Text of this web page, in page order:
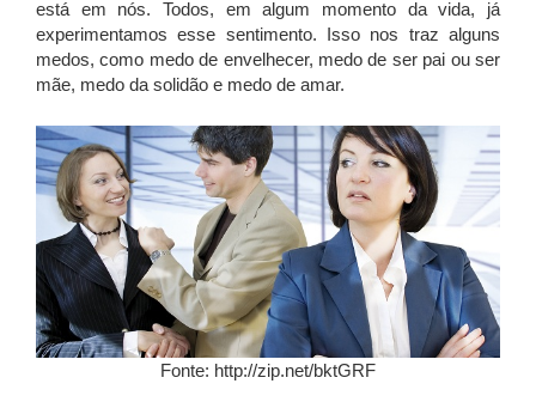
está em nós. Todos, em algum momento da vida, já
experimentamos esse sentimento. Isso nos traz alguns
medos, como medo de envelhecer, medo de ser pai ou ser
mãe, medo da solidão e medo de amar.
Fonte: http://zip.net/bktGRF